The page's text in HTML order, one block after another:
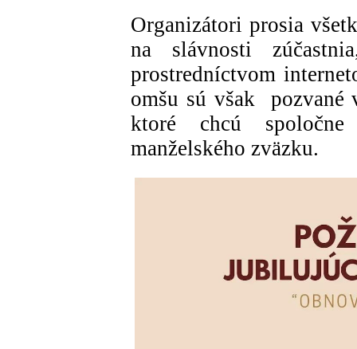
Organizátori prosia
na slávnosti
prostredníctvom
omšu sú však pozvané
ktoré chcú
manželského zväzku.